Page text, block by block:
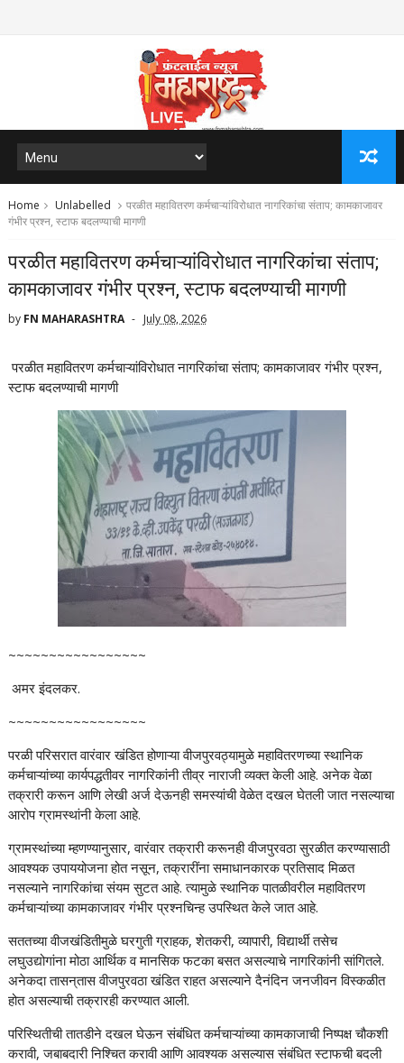
Home Unlabelled
परळीत महावितरण कर्मचाऱ्यांविरोधात नागरिकांचा संताप; कामकाजावर
गंभीर प्रश्न, स्टाफ बदलण्याची मागणी
परळीत महावितरण कर्मचाऱ्यांविरोधात नागरिकांचा संताप;
कामकाजावर गंभीर प्रश्न, स्टाफ बदलण्याची मागणी
by FN MAHARASHTRA July 08, 2026
परळीत महावितरण कर्मचाऱ्यांविरोधात नागरिकांचा संताप; कामकाजावर गंभीर प्रश्न,
स्टाफ बदलण्याची मागणी
~~~~~~~~~~~~~~~~~
अमर इंदलकर.
~~~~~~~~~~~~~~~~~
परळी परिसरात वारंवार खंडित होणाऱ्या वीजपुरवठ्यामुळे महावितरणच्या स्थानिक
कर्मचाऱ्यांच्या कार्यपद्धतीवर नागरिकांनी तीव्र नाराजी व्यक्त केली आहे. अनेक वेळा
तक्रारी करून आणि लेखी अर्ज देऊनही समस्यांची वेळेत दखल घेतली जात नसल्याचा
आरोप ग्रामस्थांनी केला आहे.
ग्रामस्थांच्या म्हणण्यानुसार, वारंवार तक्रारी करूनही वीजपुरवठा सुरळीत करण्यासाठी
आवश्यक उपाययोजना होत नसून, तक्रारींना समाधानकारक प्रतिसाद मिळत
नसल्याने नागरिकांचा संयम सुटत आहे. त्यामुळे स्थानिक पातळीवरील महावितरण
कर्मचाऱ्यांच्या कामकाजावर गंभीर प्रश्नचिन्ह उपस्थित केले जात आहे.
सततच्या वीजखंडितीमुळे घरगुती ग्राहक, शेतकरी, व्यापारी, विद्यार्थी तसेच
लघुउद्योगांना मोठा आर्थिक व मानसिक फटका बसत असल्याचे नागरिकांनी सांगितले.
अनेकदा तासन्‌तास वीजपुरवठा खंडित राहत असल्याने दैनंदिन जनजीवन विस्कळीत
होत असल्याची तक्रारही करण्यात आली.
परिस्थितीची तातडीने दखल घेऊन संबंधित कर्मचाऱ्यांच्या कामकाजाची निष्पक्ष चौकशी
करावी, जबाबदारी निश्चित करावी आणि आवश्यक असल्यास संबंधित स्टाफची बदली